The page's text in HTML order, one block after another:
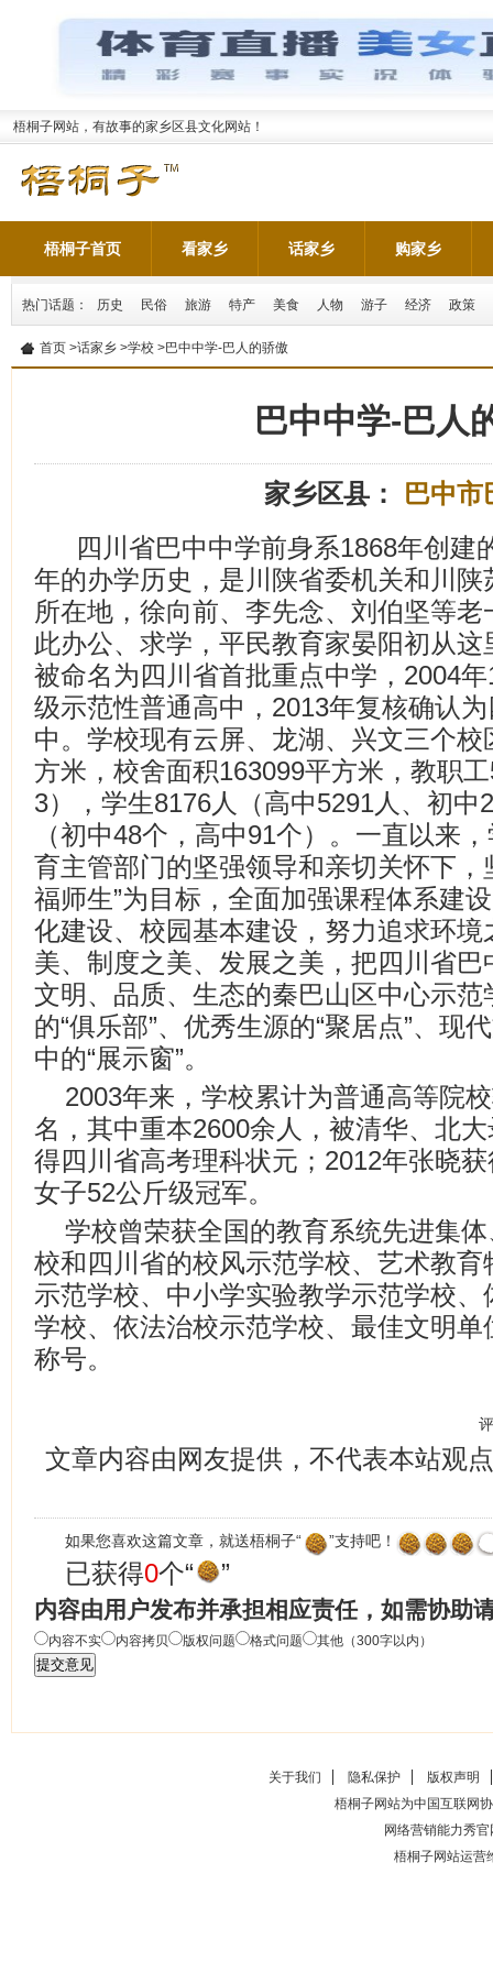
梧桐子网站，有故事的家乡区县文化网站！
梧桐子首页 看家乡 话家乡 购家乡
热门话题： 历史 民俗 旅游 特产 美食 人物 游子 经济 政策
首页 >话家乡 >学校 >巴中中学-巴人的骄傲
巴中中学-巴人
家乡区县：
巴中市
四川省巴中中学前身系1868年创建
年的办学历史，是川陕省委机关和川
所在地，徐向前、李先念、刘伯坚等
此办公、求学，平民教育家晏阳初从
被命名为四川省首批重点中学，2004
级示范性普通高中，2013年复核确认
中。学校现有云屏、龙湖、兴文三个
方米，校舍面积163099平方米，教职
3），学生8176人（高中5291人、初中
（初中48个，高中91个）。一直以来
育主管部门的坚强领导和亲切关怀下，
福师生”为目标，全面加强课程体系建
化建设、校园基本建设，努力追求环
美、制度之美、发展之美，把四川省
文明、品质、生态的秦巴山区中心示
的“俱乐部”、优秀生源的“聚居点”、现
中的“展示窗”。
2003年来，学校累计为普通高等院
名，其中重本2600余人，被清华、北
得四川省高考理科状元；2012年张晓
女子52公斤级冠军。
学校曾荣获全国的教育系统先进集
校和四川省的校风示范学校、艺术教
示范学校、中小学实验教学示范学校
学校、依法治校示范学校、最佳文明
称号。
文章内容由网友提供，不代表本站观点
如果您喜欢这篇文章，就送梧桐子“ ”支持吧！
已获得0个“ ”
内容由用户发布并承担相应责任，如需协助
内容不实 内容拷贝 版权问题 格式问题 其他（300字以内）
关于我们 隐私保护
版权声明
梧桐子网站为中国互联网
网络营销能力秀官
梧桐子网站运营